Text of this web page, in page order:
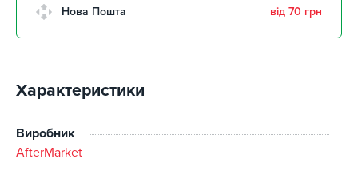
Клинцівський авторинок
м. Київ, вул. Остафія
Нова Пошта від 70 грн
Характеристики
Виробник
AfterMarket